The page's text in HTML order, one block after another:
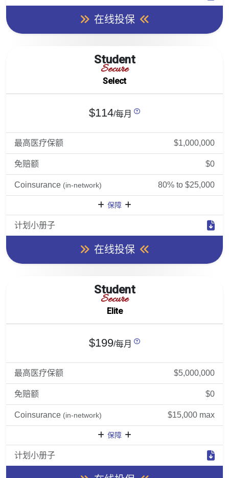
在线投保
Student
Secure
Select
$114/每月
最高医疗保额 $1,000,000
免赔额 $0
Coinsurance (in-network) 80% to $25,000
保障
计划小册子
在线投保
Student
Secure
Elite
$199/每月
最高医疗保额 $5,000,000
免赔额 $0
Coinsurance (in-network) $15,000 max
保障
计划小册子